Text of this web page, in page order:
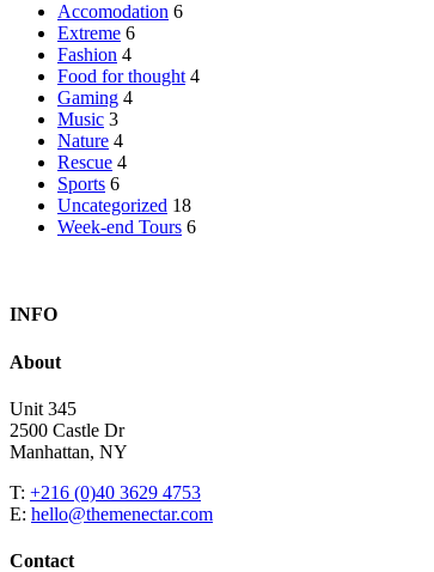
Accomodation 6
Extreme 6
Fashion 4
Food for thought 4
Gaming 4
Music 3
Nature 4
Rescue 4
Sports 6
Uncategorized 18
Week-end Tours 6
INFO
About
Unit 345
2500 Castle Dr
Manhattan, NY
T: +216 (0)40 3629 4753
E: hello@themenectar.com
Contact